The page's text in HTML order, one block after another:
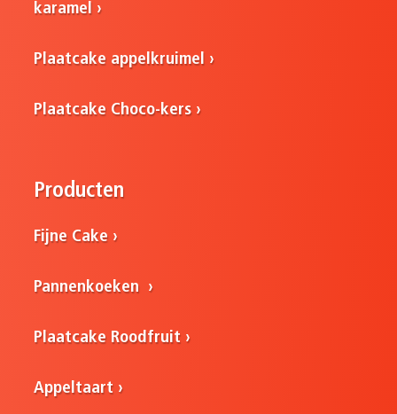
karamel
Plaatcake appelkruimel
Plaatcake Choco-kers
Producten
Fijne Cake
Pannenkoeken
Plaatcake Roodfruit
Appeltaart